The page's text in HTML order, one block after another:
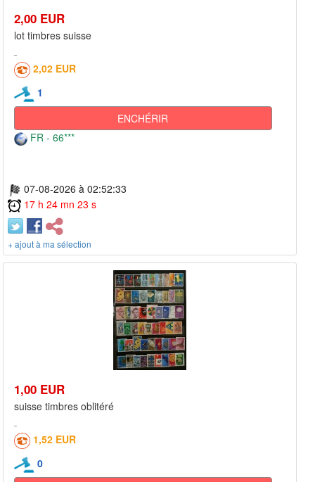
2,00 EUR
lot timbres suisse
2,02 EUR
1
ENCHÉRIR
FR - 66***
07-08-2026 à 02:52:33
17 h 24 mn 23 s
+ ajout à ma sélection
1,00 EUR
suisse timbres oblitéré
1,52 EUR
0